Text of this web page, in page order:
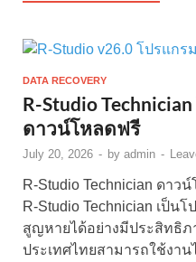
DATA RECOVERY
R-Studio
ดาวน์โหลดฟรี
July 20, 2026 - by admin -
R-Studio Technician ดาว
R-Studio Technician เป็
สูญหายได้อย่างมีประสิทธิภ
ประเทศไทยสามารถใช้งาน